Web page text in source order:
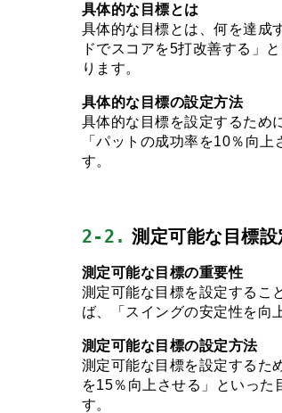
具体的な目標とは
具体的な目標とは、何を達成
ドでスコアを5打改善する」
ります。
具体的な目標の設定方法
具体的な目標を設定するため
「パットの成功率を10％向
す。
2-2. 測定可能な目標
測定可能な目標の重要性
測定可能な目標を設定するこ
ば、「スイングの安定性を向
測定可能な目標の設定方法
測定可能な目標を設定するた
を15％向上させる」といった
す。